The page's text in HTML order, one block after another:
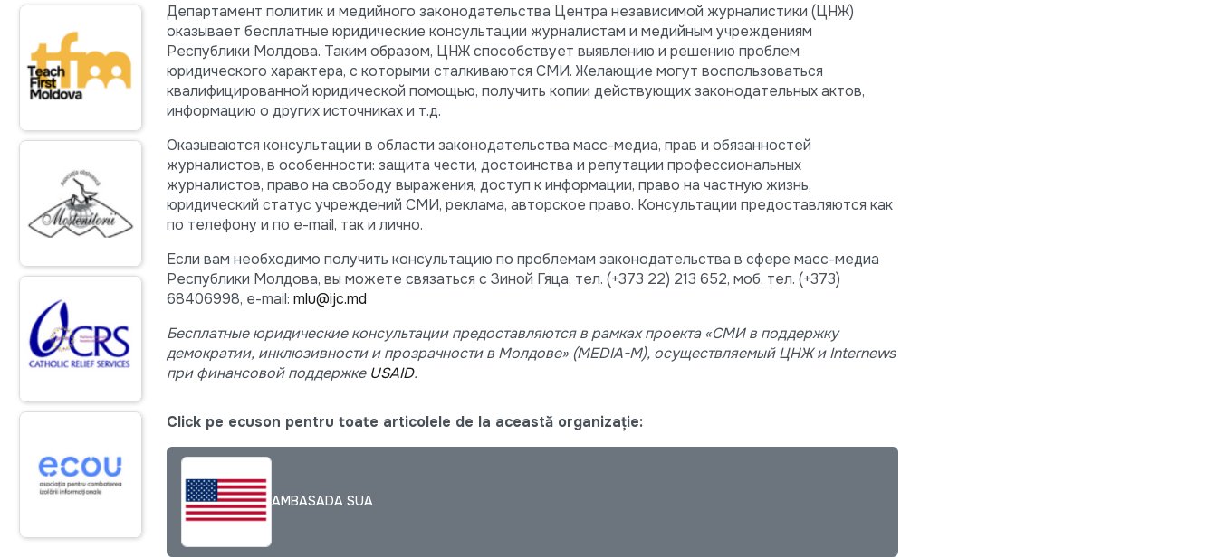
Департамент политик и медийного законодательства Центра независимой журналистики (ЦНЖ)
оказывает бесплатные юридические консультации журналистам и медийным учреждениям
Республики Молдовa. Таким образом, ЦНЖ способствует выявлению и решению проблем
юридического характера, с которыми сталкиваются СМИ. Желающие могут воспользоваться
квалифицированной юридической помощью, получить копии действующих законодательных актов,
информацию о других источниках и т.д.
Оказываются консультации в области законодательства масс-медиа, прав и обязанностей
журналистов, в особенности: защита чести, достоинства и репутации профессиональных
журналистов, право на свободу выражения, доступ к информации, право на частную жизнь,
юридический статус учреждений СМИ, рeклама, авторское право. Консультации предоставляются как
по телефону и по e-mail, так и лично.
Если вам необходимо получить консультацию по проблемам законодательства в сфере масс-медиа
Республики Молдова, вы можете связаться с Зиной Гяца, тел. (+373 22) 213 652, моб. тел. (+373)
68406998, e-mail: mlu@ijc.md
Бесплатные юридические консультации предоставляются в рамках проекта «СМИ в поддержку
демократии, инклюзивности и прозрачности в Молдове» (MEDIA-M), осуществляемый ЦНЖ и Internews
при финансовой поддержке USAID.
Click pe ecuson pentru toate articolele de la această organizație:
AMBASADA SUA